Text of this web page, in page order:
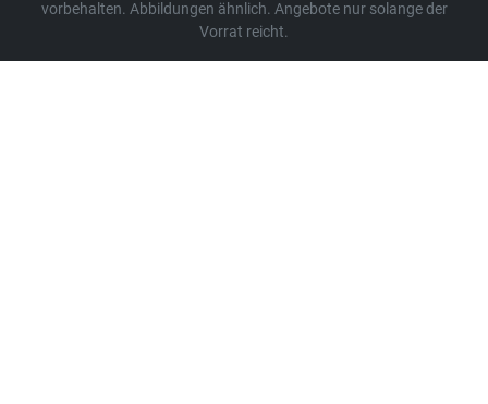
vorbehalten. Abbildungen ähnlich. Angebote nur solange der
Vorrat reicht.